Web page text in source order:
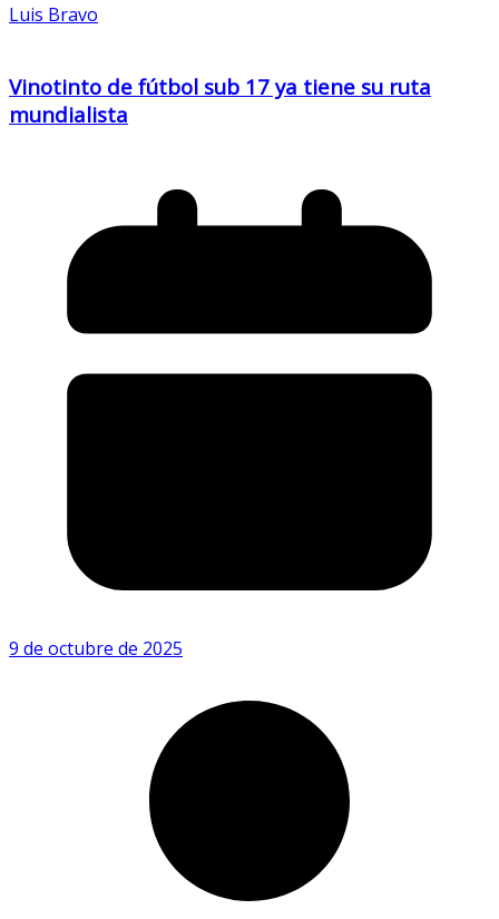
Luis Bravo
Vinotinto de fútbol sub 17 ya tiene su ruta
mundialista
9 de octubre de 2025